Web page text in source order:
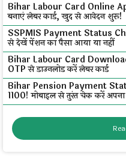
Bihar Labour Card Online
बनाएं लेबर कार्ड, खुद से आवेदन शुरू!
SSPMIS Payment Status
से देखें पेंशन का पैसा आया या नहीं
Bihar Labour Card
OTP से डाउनलोड करें लेबर कार्ड
Bihar Pension Payment
₹1100! मोबाइल से तुरंत चेक करें